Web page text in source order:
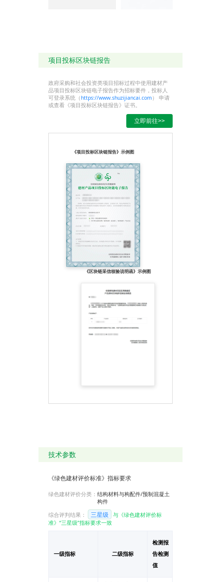
项目投标区块链报告
政府采购和社会投资类项目招标过程中使用建材产
品项目投标区块链电子报告作为招标要件，投标人
可登录系统（https://www.shuzijiancai.com ） 申请
或查看《项目投标区块链报告》证书。
立即前往>>
《项目投标区块链报告》示例图
《区块链采信核验说明函》示例图
技术参数
《绿色建材评价标准》指标要求
绿色建材评价分类：结构材料与构配件/预制混凝土
构件
综合评判结果：
三星级
与《绿色建材评价标
准》“三星级”指标要求一致
一级指标 二级指标
检测报
告检测
值